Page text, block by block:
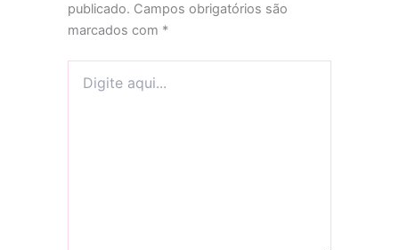
publicado. Campos obrigatórios são
marcados com *
aqui...